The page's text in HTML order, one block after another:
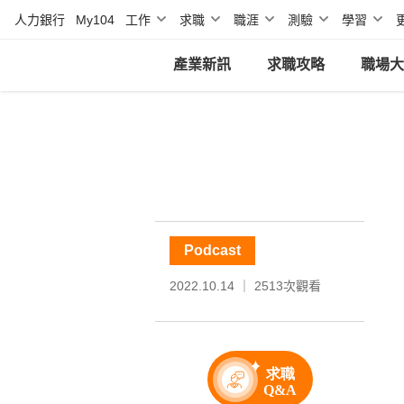
人力銀行 My104 工作 求職 職涯 測驗 學習
產業新訊 求職攻略 職場
Podcast
2022.10.14 ｜ 2513次觀看